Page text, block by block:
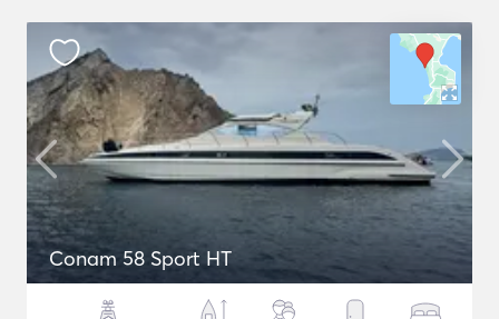
Conam 58 Sport HT